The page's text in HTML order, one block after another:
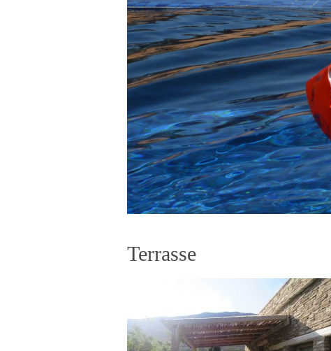
Terrasse